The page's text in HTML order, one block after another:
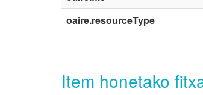
oaire.resourceType
Item honetako